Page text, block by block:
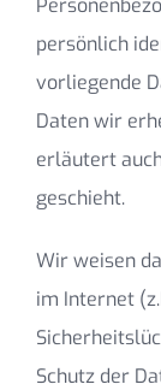
persönlich
vorliegende
Daten wir
erläutert
geschieht.
Wir weisen
im Internet
Schutz der